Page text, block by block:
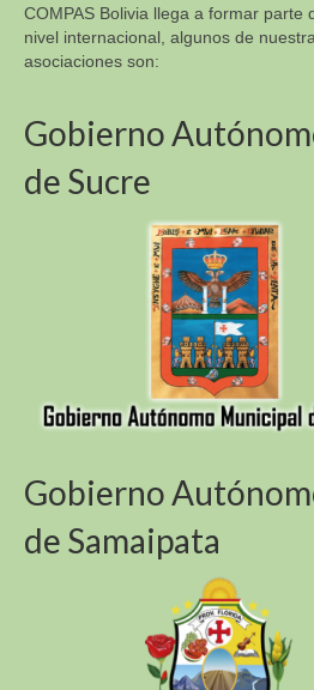
COMPAS Bolivia llega a formar parte
nivel internacional, algunos de
asociaciones son:
Gobierno
de Sucre
Gobierno
de Samaipata